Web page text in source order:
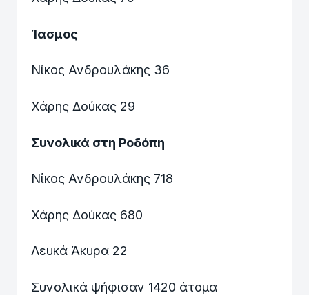
Ίασμος
Νίκος Ανδρουλάκης 36
Χάρης Δούκας 29
Συνολικά στη Ροδόπη
Νίκος Ανδρουλάκης 718
Χάρης Δούκας 680
Λευκά Άκυρα 22
Συνολικά ψήφισαν 1420 άτομα